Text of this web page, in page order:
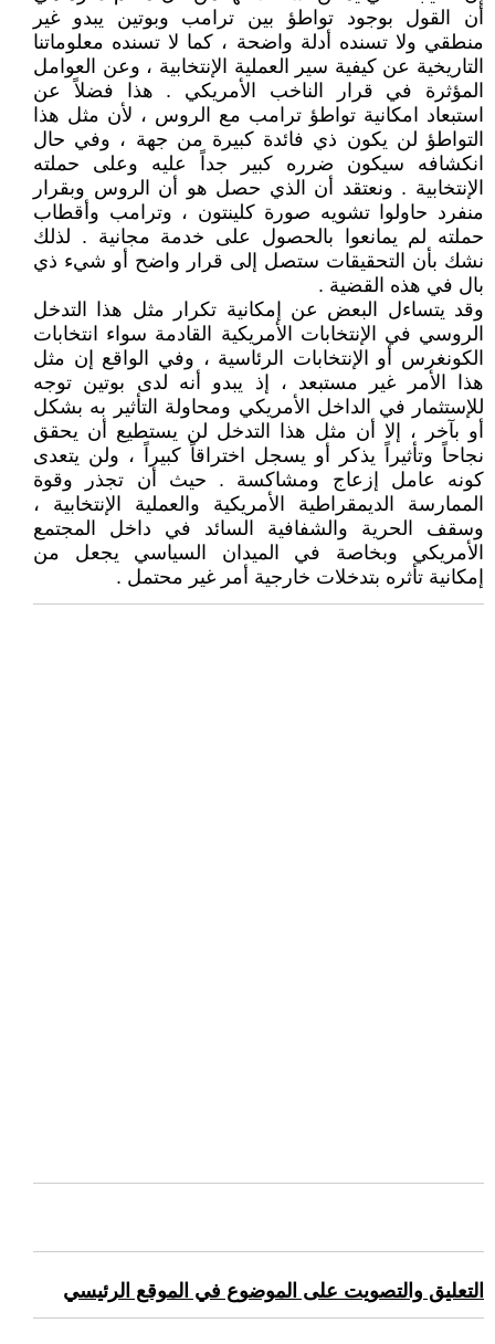
أن القول بوجود تواطؤ بين ترامب وبوتين يبدو غير
منطقي ولا تسنده أدلة واضحة ، كما لا تسنده معلوماتنا
التاريخية عن كيفية سير العملية الإنتخابية ، وعن العوامل
المؤثرة في قرار الناخب الأمريكي . هذا فضلاً عن
استبعاد امكانية تواطؤ ترامب مع الروس ، لأن مثل هذا
التواطؤ لن يكون ذي فائدة كبيرة من جهة ، وفي حال
انكشافه سيكون ضرره كبير جداً عليه وعلى حملته
الإنتخابية . ونعتقد أن الذي حصل هو أن الروس وبقرار
منفرد حاولوا تشويه صورة كلينتون ، وترامب وأقطاب
حملته لم يمانعوا بالحصول على خدمة مجانية . لذلك
نشك بأن التحقيقات ستصل إلى قرار واضح أو شيء ذي
بال في هذه القضية .
وقد يتساءل البعض عن إمكانية تكرار مثل هذا التدخل
الروسي في الإنتخابات الأمريكية القادمة سواء انتخابات
الكونغرس أو الإنتخابات الرئاسية ، وفي الواقع إن مثل
هذا الأمر غير مستبعد ، إذ يبدو أنه لدى بوتين توجه
للإستثمار في الداخل الأمريكي ومحاولة التأثير به بشكل
أو بآخر ، إلا أن مثل هذا التدخل لن يستطيع أن يحقق
نجاحاً وتأثيراً يذكر أو يسجل اختراقاً كبيراً ، ولن يتعدى
كونه عامل إزعاج ومشاكسة . حيث أن تجذر وقوة
الممارسة الديمقراطية الأمريكية والعملية الإنتخابية ،
وسقف الحرية والشفافية السائد في داخل المجتمع
الأمريكي وبخاصة في الميدان السياسي يجعل من
إمكانية تأثره بتدخلات خارجية أمر غير محتمل .
التعليق والتصويت على الموضوع في الموقع الرئيسي